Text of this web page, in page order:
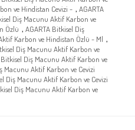
ve Hindistan Cevizi - , AGARTA
Diş Macunu Aktif Karbon ve
Özlü , AGARTA Bitkisel Diş
Karbon ve Hindistan Özlü - Ml ,
Diş Macunu Aktif Karbon ve
Bitkisel Diş Macunu Aktif Karbon ve
Macunu Aktif Karbon ve Cevizi
Diş Macunu Aktif Karbon ve Cevizi
Diş Macunu Aktif Karbon ve